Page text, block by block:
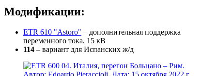
Модификации:
ETR 610 "Astoro" – дополнительная поддержка
переменного тока, 15 кВ
114 – вариант для Испанских ж/д